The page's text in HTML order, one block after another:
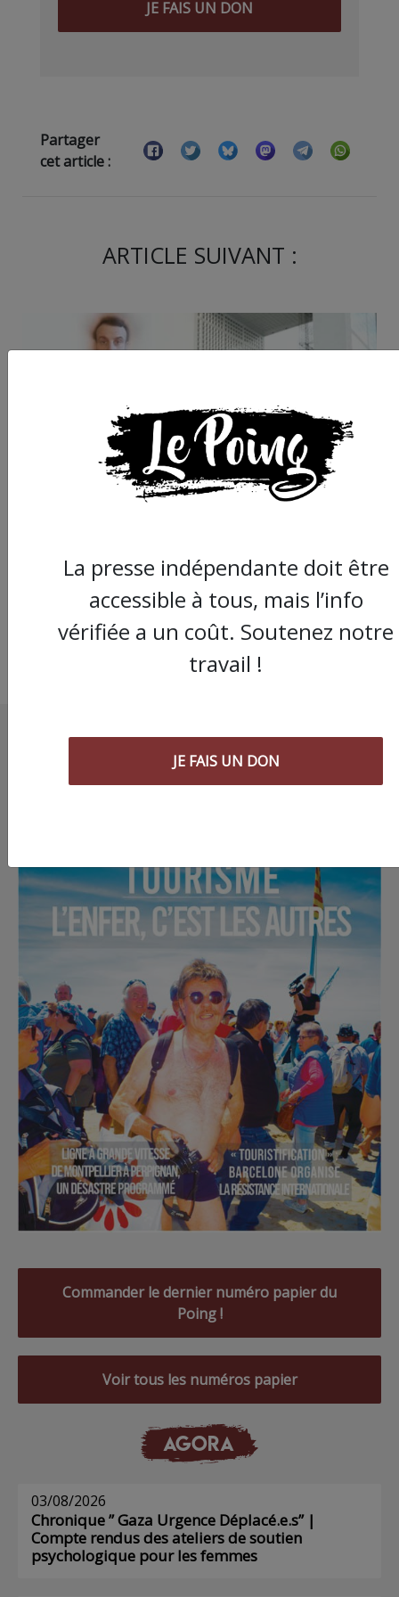
JE FAIS UN DON
Partager
cet article :
ARTICLE SUIVANT :
Commander le dernier numéro papier du
Poing !
Voir tous les numéros papier
AGORA
03/08/2026
Chronique ” Gaza Urgence Déplacé.e.s” |
Compte rendus des ateliers de soutien
psychologique pour les femmes
La presse indépendante doit être
accessible à tous, mais l’info
vérifiée a un coût. Soutenez notre
travail !
JE FAIS UN DON